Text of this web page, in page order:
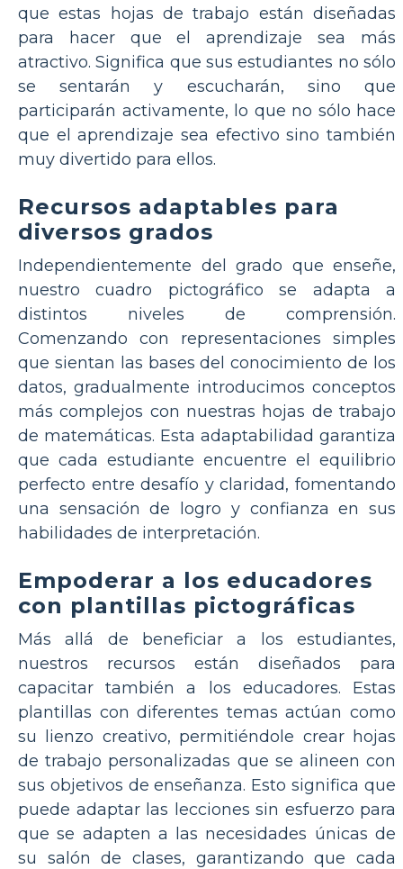
que estas hojas de trabajo están diseñadas
para hacer que el aprendizaje sea más
atractivo. Significa que sus estudiantes no sólo
se sentarán y escucharán, sino que
participarán activamente, lo que no sólo hace
que el aprendizaje sea efectivo sino también
muy divertido para ellos.
Recursos adaptables para
diversos grados
Independientemente del grado que enseñe,
nuestro cuadro pictográfico se adapta a
distintos niveles de comprensión.
Comenzando con representaciones simples
que sientan las bases del conocimiento de los
datos, gradualmente introducimos conceptos
más complejos con nuestras hojas de trabajo
de matemáticas. Esta adaptabilidad garantiza
que cada estudiante encuentre el equilibrio
perfecto entre desafío y claridad, fomentando
una sensación de logro y confianza en sus
habilidades de interpretación.
Empoderar a los educadores
con plantillas pictográficas
Más allá de beneficiar a los estudiantes,
nuestros recursos están diseñados para
capacitar también a los educadores. Estas
plantillas con diferentes temas actúan como
su lienzo creativo, permitiéndole crear hojas
de trabajo personalizadas que se alineen con
sus objetivos de enseñanza. Esto significa que
puede adaptar las lecciones sin esfuerzo para
que se adapten a las necesidades únicas de
su salón de clases, garantizando que cada